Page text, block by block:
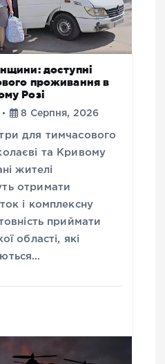
доступні
проживання в
Розі
8 Серпня, 2026
для тимчасового
та Кривому
жителі
отримати
і комплексну
приймати
області, які